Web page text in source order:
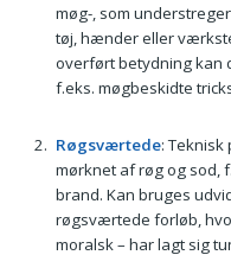
møg-, som
tøj, hænder eller
overført betydning kan
f.eks. møgbeskidte
Røgsværtede: Teknisk
mørknet af røg og
brand. Kan bruges
røgsværtede forløb,
moralsk – har lagt sig